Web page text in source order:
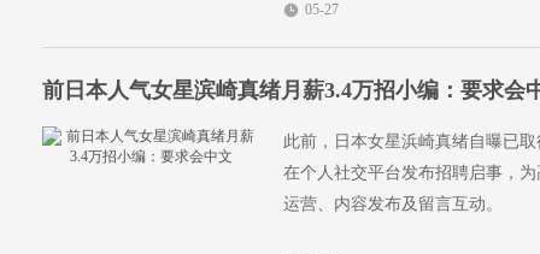
05-27
前日本人气女星滨崎真绪月薪3.4万招小编：要求会
此前，日本女星浜崎真绪自曝已
在个人社交平台发布招聘启事，
运营、内容发布及留言互动。